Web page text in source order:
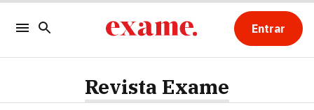
Entrar
Revista Exame